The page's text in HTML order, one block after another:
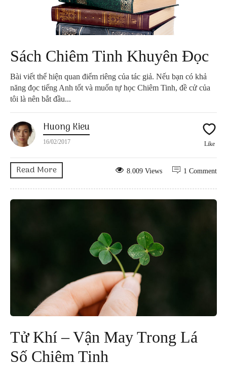
Sách Chiêm Tinh Khuyên Đọc
Bài viết thể hiện quan điểm riêng của tác giả. Nếu bạn có khả
năng đọc tiếng Anh tốt và muốn tự học Chiêm Tinh, đề cử của
tôi là nên bắt đầu...
Huong Kieu
16/02/2017 Like
Read More 1 Comment
8.009 Views
Tử Khí – Vận May Trong Lá
Số Chiêm Tinh